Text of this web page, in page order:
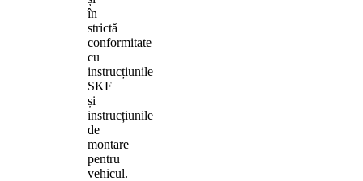
în
strictă
conformitate
cu
instrucțiunile
SKF
și
instrucțiunile
de
montare
pentru
vehicul.